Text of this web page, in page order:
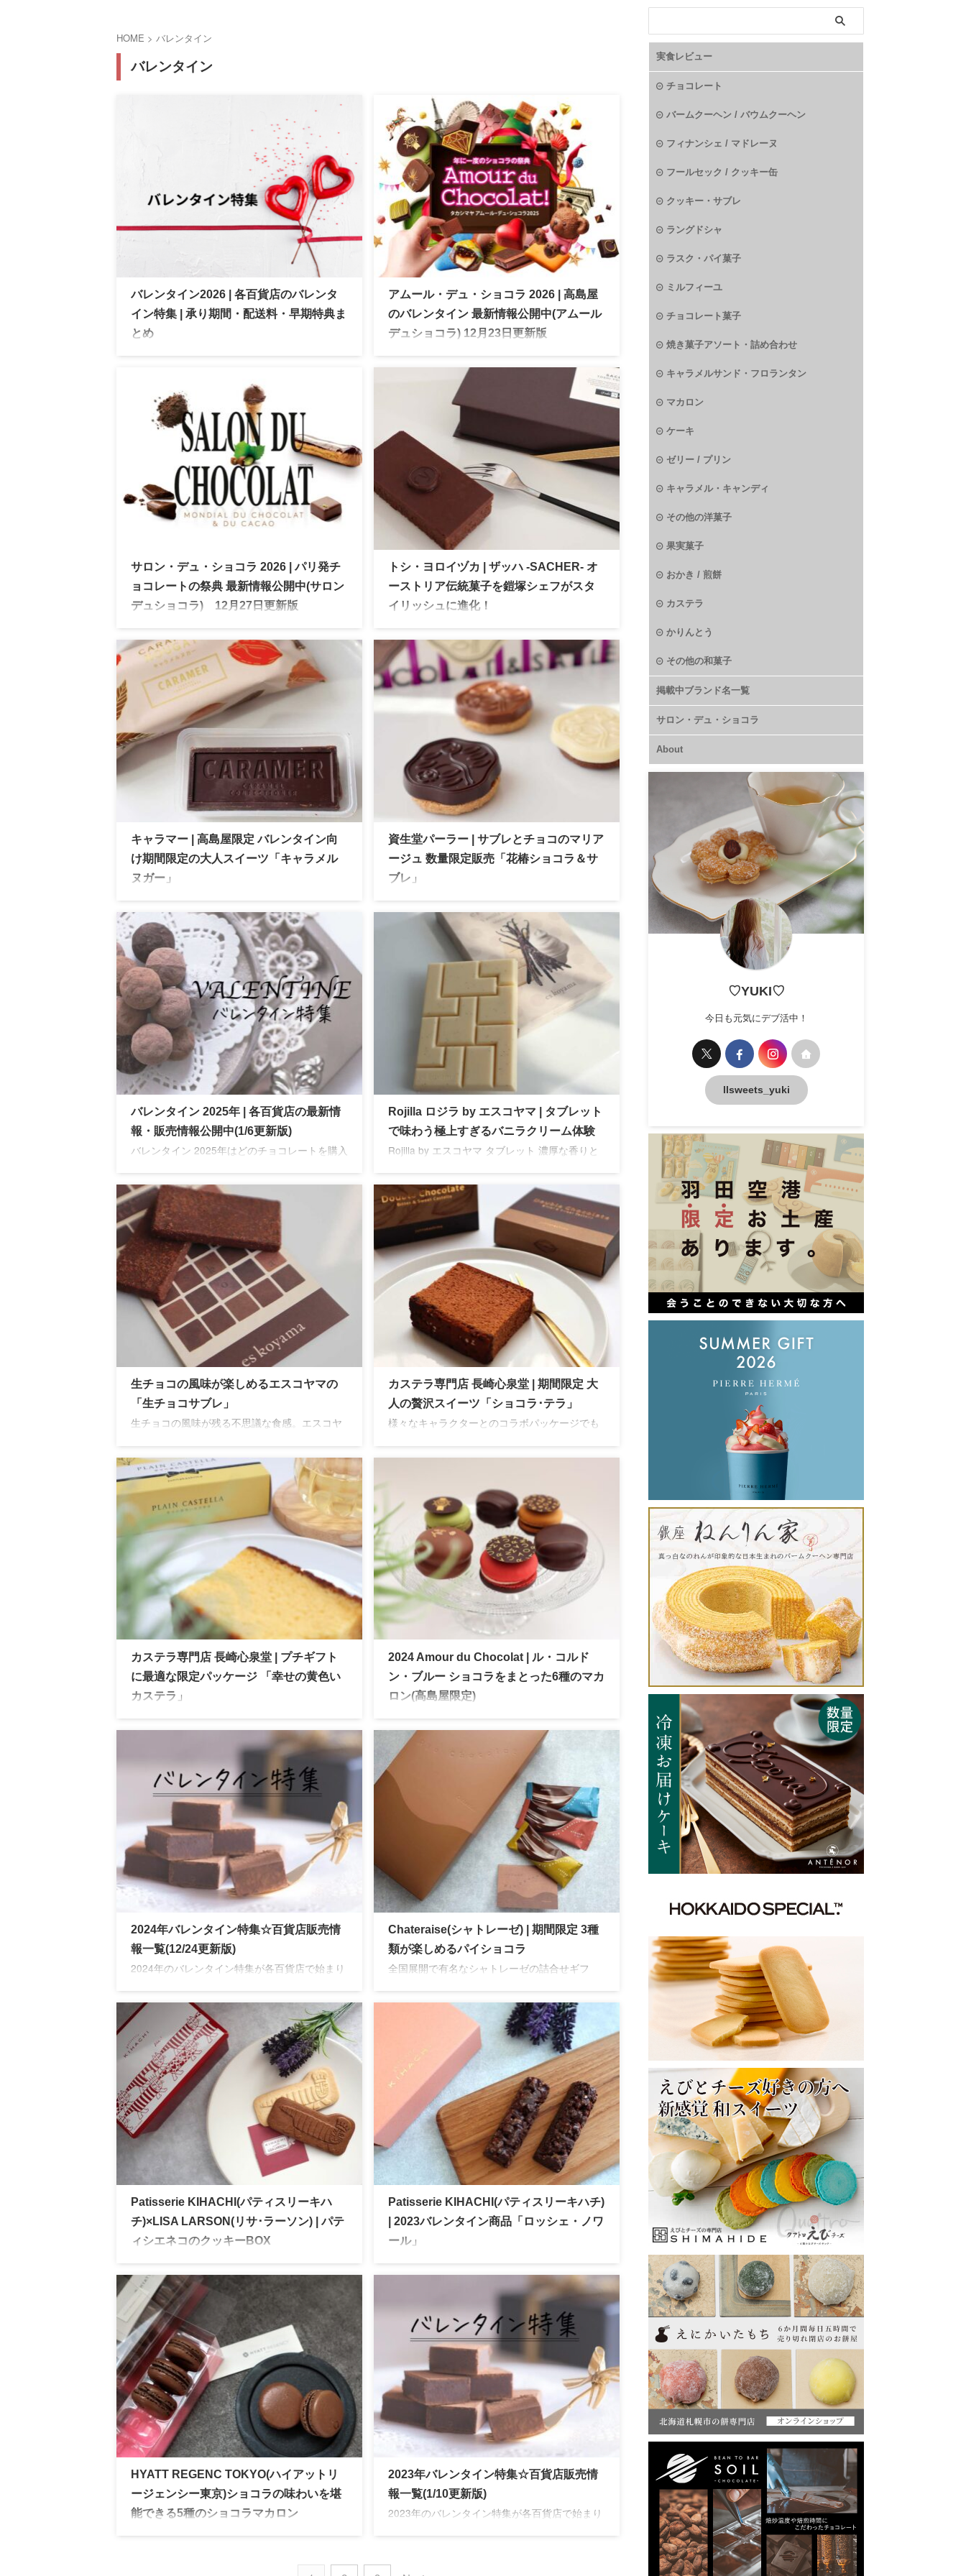
HOME > バレンタイン
バレンタイン
バレンタイン2026 | 各百貨店のバレンタ
イン特集 | 承り期間・配送料・早期特典ま
とめ
扱状況をまとめました。承り期間、配送料、早
期特典など情報を一覧でチェックできます。
アムール・デュ・ショコラ 2026 | 高島屋
のバレンタイン 最新情報公開中(アムール
デュショコラ) 12月23日更新版
日本最大級のショコラの祭典の最新情報を公開
中。会場情報やオンライン販売情報など要チェ
サロン・デュ・ショコラ 2026 | パリ発チ
ョコレートの祭典 最新情報公開中(サロン
デュショコラ) 12月27日更新版
祭典が今年も新宿伊勢丹本店にて開催！本会場
入場情報、オンライン販売情報解禁！
トシ・ヨロイヅカ | ザッハ -SACHER- オ
ーストリア伝統菓子を鎧塚シェフがスタ
イリッシュに進化！
に進化させたオーストリア伝統菓子「ザッハト
ルテ」の魅力
キャラマー | 高島屋限定 バレンタイン向
け期間限定の大人スイーツ「キャラメル
ヌガー」
ラメルヌガーをゲット！濃厚な味わいと独特の
食感がたまらない！
資生堂パーラー | サブレとチョコのマリア
ージュ 数量限定販売「花椿ショコラ＆サ
ブレ」
レ」。3 種のチョコレートとサブレの贅沢なマ
リアージュ。バレンタインにおすすめ！
バレンタイン 2025年 | 各百貨店の最新情
報・販売情報公開中(1/6更新版)
バレンタイン 2025年はどのチョコレートを購入
Rojilla ロジラ by エスコヤマ | タブレット
で味わう極上すぎるバニラクリーム体験
Rojilla by エスコヤマ タブレット 濃厚な香りと
生チョコの風味が楽しめるエスコヤマの
「生チョコサブレ」
生チョコの風味が残る不思議な食感。エスコヤ
カステラ専門店 長崎心泉堂 | 期間限定 大
人の贅沢スイーツ「ショコラ･テラ」
様々なキャラクターとのコラボパッケージでも
カステラ専門店 長崎心泉堂 | プチギフト
に最適な限定パッケージ 「幸せの黄色い
カステラ」
人気の長崎心泉堂。イベントごとの限定パッケ
ージなど贈り物にぴったりの豊富なラインアッ
プが魅力。内祝いやプチギフト対応商品も多く
人気があります。
2024 Amour du Chocolat | ル・コルド
ン・ブルー ショコラをまとった6種のマカ
ロン(高島屋限定)
菓学校。アムールデュショコラで出店された高
島屋限定プレミアムショコラマカロン。オーガ
ニックカカオを使用した贅沢な味わいで女子ウ
ケばっちりでホワイトデーにもおすすめ
2024年バレンタイン特集☆百貨店販売情
報一覧(12/24更新版)
2024年のバレンタイン特集が各百貨店で始まり
が多く見受けられます。人気ブランドは品切れ
も早いのでお早めにチェックが必要です
Chateraise(シャトレーゼ) | 期間限定 3種
類が楽しめるパイショコラ
全国展開で有名なシャトレーゼの詰合せギフ
でバレンタインやホワイトデーにぴったりの詰
合せ。手土産にもぴったりでオススメです。
Patisserie KIHACHI(パティスリーキハ
チ)×LISA LARSON(リサ･ラーソン) | パテ
ィシエネコのクッキーBOX
サ・ラーソンとのコラボスイーツが登場。人気
のネコ、マイキーを型どったクッキーと可愛ら
しいデザイン缶はギフトだけでなく自分へのプ
レゼントにもオススメ
Patisserie KIHACHI(パティスリーキハチ)
| 2023バレンタイン商品「ロッシェ・ノワ
ール」
ーツ。ざっくりワッフルとアーモンドのロッシ
ェノワール。爽やかなオレンジがアクセントの
フィンガーチョコレート菓子。紅茶との相性が
ぴったりのスイーツです。
HYATT REGENC TOKYO(ハイアットリ
ージェンシー東京)ショコラの味わいを堪
能できる5種のショコラマカロン
のスイーツはオンラインで購入可能なのも嬉し
2023年バレンタイン特集☆百貨店販売情
報一覧(1/10更新版)
2023年のバレンタイン特集が各百貨店で始まり
も早いのでお早めにチェックが必要です
実食レビュー
チョコレート
バームクーヘン / バウムクーヘン
フィナンシェ / マドレーヌ
フールセック / クッキー缶
クッキー・サブレ
ラングドシャ
ラスク・パイ菓子
ミルフィーユ
チョコレート菓子
焼き菓子アソート・詰め合わせ
キャラメルサンド・フロランタン
マカロン
ケーキ
ゼリー / プリン
キャラメル・キャンディ
その他の洋菓子
果実菓子
おかき / 煎餅
カステラ
かりんとう
その他の和菓子
掲載中ブランド名一覧
サロン・デュ・ショコラ
About
♡YUKI♡
今日も元気にデブ活中！
llsweets_yuki